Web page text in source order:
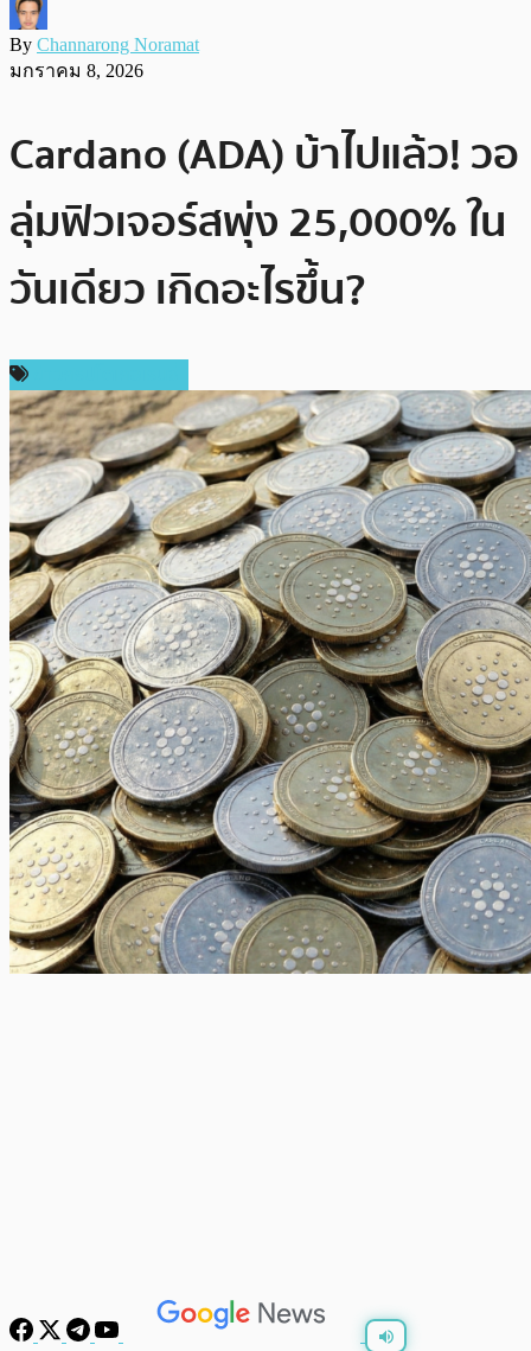
By Channarong Noramat
มกราคม 8, 2026
Cardano (ADA) บ้าไปแล้ว! วอ
ลุ่มฟิวเจอร์สพุ่ง 25,000% ใน
วันเดียว เกิดอะไรขึ้น?